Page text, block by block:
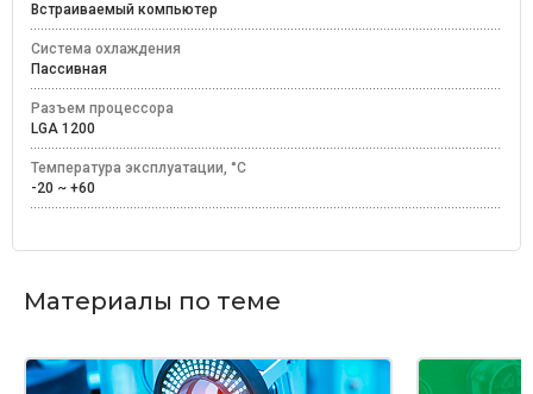
Встраиваемый компьютер
Система охлаждения
Пассивная
Разъем процессора
LGA 1200
Температура эксплуатации, °C
-20 ~ +60
Материалы по теме